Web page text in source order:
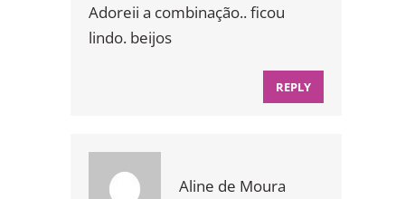
Adoreii a combinação.. ficou
lindo. beijos
REPLY
Aline de Moura